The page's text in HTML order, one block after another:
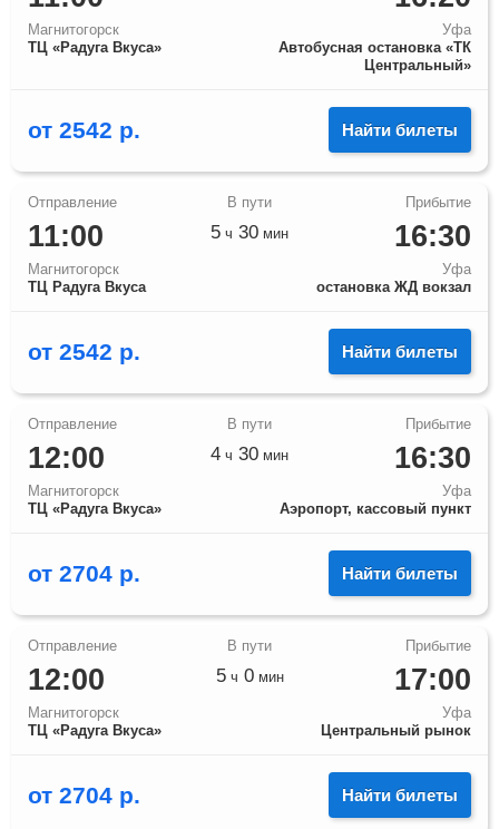
Магнитогорск
ТЦ «Радуга Вкуса»
Уфа
Автобусная остановка «ТК
Центральный»
от 2542 р. Найти билеты
11:00
Магнитогорск
ТЦ Радуга Вкуса
16:30
Уфа
остановка ЖД вокзал
5 ч 30 мин
от 2542 р. Найти билеты
12:00
Магнитогорск
ТЦ «Радуга Вкуса»
16:30
Уфа
Аэропорт, кассовый пункт
4 ч 30 мин
от 2704 р. Найти билеты
12:00
Магнитогорск
ТЦ «Радуга Вкуса»
17:00
Уфа
Центральный рынок
5ч 0мин
от 2704 р. Найти билеты